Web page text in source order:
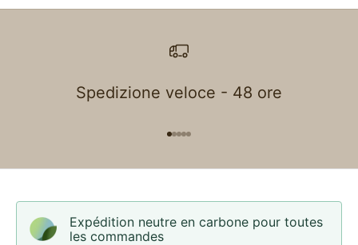
Spedizione veloce - 48 ore
Expédition neutre en carbone pour toutes
les commandes